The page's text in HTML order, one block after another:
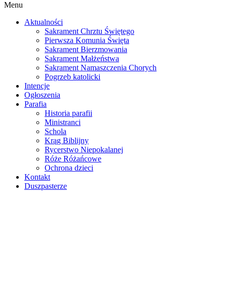
Menu
Aktualności
Sakrament Chrztu Świętego
Pierwsza Komunia Święta
Sakrament Bierzmowania
Sakrament Małżeństwa
Sakrament Namaszczenia Chorych
Pogrzeb katolicki
Intencje
Ogłoszenia
Parafia
Historia parafii
Ministranci
Schola
Krąg Biblijny
Rycerstwo Niepokalanej
Róże Różańcowe
Ochrona dzieci
Kontakt
Duszpasterze